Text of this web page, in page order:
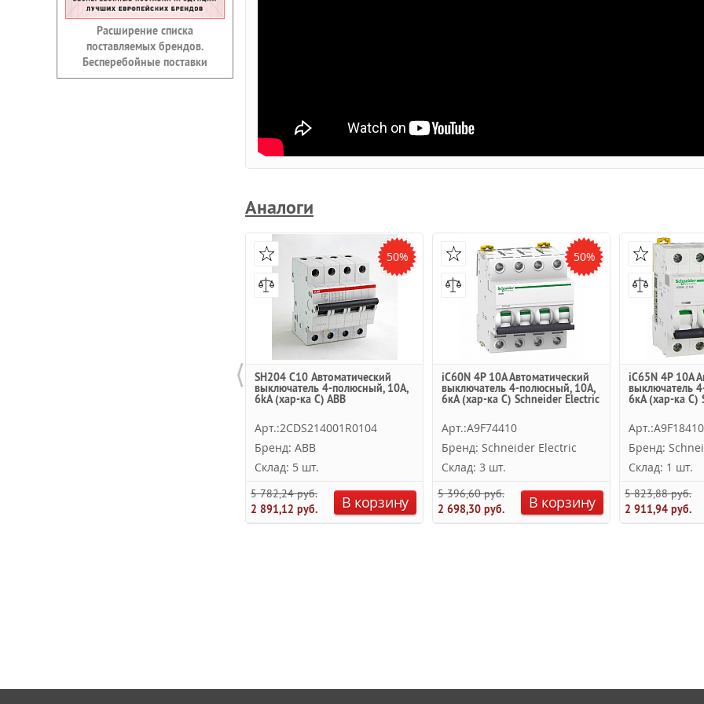
Расширение списка
поставляемых брендов.
Бесперебойные поставки
Аналоги
50%
SH204 C10 Автоматический
выключатель 4-полюсный, 10А,
6kA (хар-ка C) ABB
Арт.:2CDS214001R0104
Бренд: ABB
Склад: 5 шт.
5 782,24 руб.
2 891,12 руб.
В корзину
50%
iC60N 4P 10А Автоматический
выключатель 4-полюсный, 10А,
6кА (хар-ка C) Schneider Electric
Арт.:A9F74410
Бренд: Schneider Electric
Склад: 3 шт.
5 396,60 руб.
2 698,30 руб.
В корзину
iC65N 4P 10А
выключатель
6кА (хар-ка C)
Арт.:A9F18410
Бренд:
Склад: 1 шт.
5 823,88 руб.
2 911,94 руб.
⟨